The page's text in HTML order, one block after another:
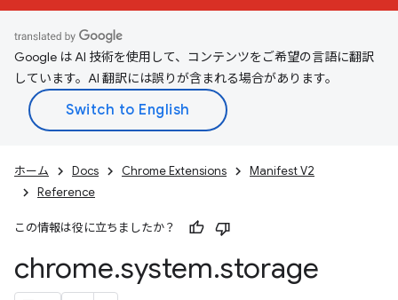
Google は AI 技術を使用して、コンテンツをご希望の言語に翻訳
しています。AI 翻訳には誤りが含まれる場合があります。
ホーム Docs Chrome Extensions
Manifest V2
Reference
この情報は役に立ちましたか？
chrome.system.storage